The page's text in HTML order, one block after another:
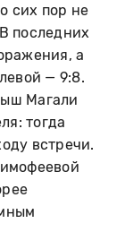
сих пор не
последних
а
— 9:8.
Магали
тогда
встречи.